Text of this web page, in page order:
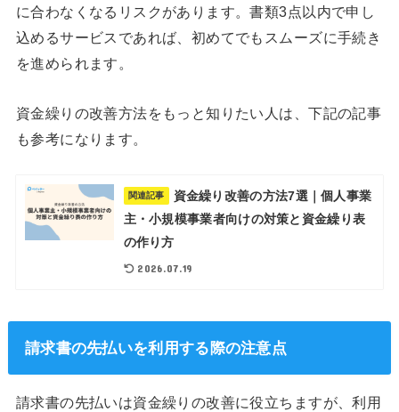
に合わなくなるリスクがあります。書類3点以内で申し
込めるサービスであれば、初めてでもスムーズに手続き
を進められます。
資金繰りの改善方法をもっと知りたい人は、下記の記事
も参考になります。
関連記事
資金繰り改善の方法7選｜個人事業
主・小規模事業者向けの対策と資金繰り表
の作り方
2026.07.19
請求書の先払いを利用する際の注意点
請求書の先払いは資金繰りの改善に役立ちますが、利用